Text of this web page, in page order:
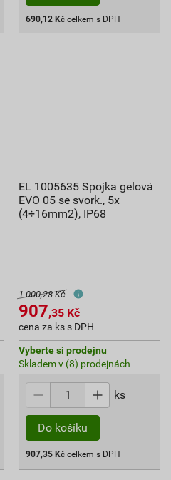
690,12 Kč celkem s DPH
EL 1005635 Spojka gelová
EVO 05 se svork., 5x
(4÷16mm2), IP68
1 000,28 Kč
907,35 Kč
cena za ks s DPH
Vyberte si prodejnu
Skladem v (8) prodejnách
ks
Do košíku
907,35 Kč celkem s DPH